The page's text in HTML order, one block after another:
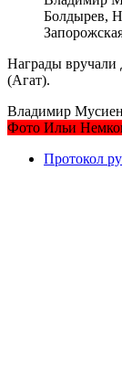
Болдырев,
Награды
(Агат).
Владимир
Фото Ильи
Протокол